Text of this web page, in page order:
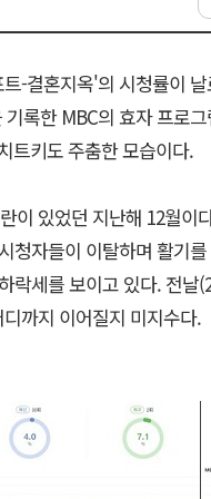
-결혼지옥'의 시청률이
록한 MBC의 효자 프로
트키도 주춤한 모습이다.
이 있었던 지난해 12월이
청자들이 이탈하며 활기
락세를 보이고 있다. 전날
까지 이어질지 미지수다.